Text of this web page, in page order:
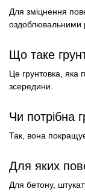
Для зміцнення
оздоблювальними
Що таке
Це грунтовка, яка
зсередини.
Чи потрібна
Так, вона
Для яких
Для бетону,